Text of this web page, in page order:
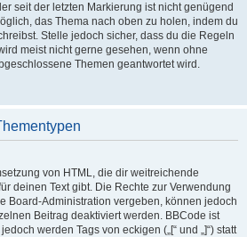
seit der letzten Markierung ist nicht genügend
das Thema nach oben zu holen, indem du
Stelle jedoch sicher, dass du die Regeln
meist nicht gerne gesehen, wenn ohne
Themen geantwortet wird.
von HTML, die dir weitreichende
deinen Text gibt. Die Rechte zur Verwendung
Board-Administration vergeben, können jedoch
Beitrag deaktiviert werden. BBCode ist
werden Tags von eckigen („[“ und „]“) statt